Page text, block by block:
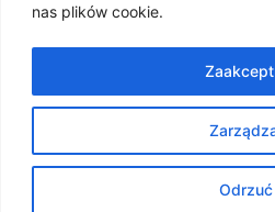
nas plików cookie.
Odrzuć
Prawa autorskie © 2026 Znosne
Motyw Astra